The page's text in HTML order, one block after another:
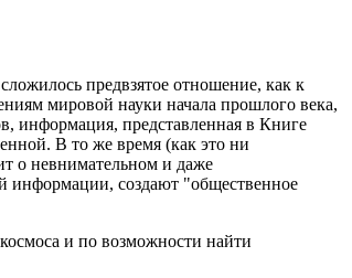
предвзятое отношение, как к
мировой науки начала прошлого века,
информация, представленная в Книге
В то же время (как это ни
о невнимательном и даже
информации, создают "общественное
и по возможности найти